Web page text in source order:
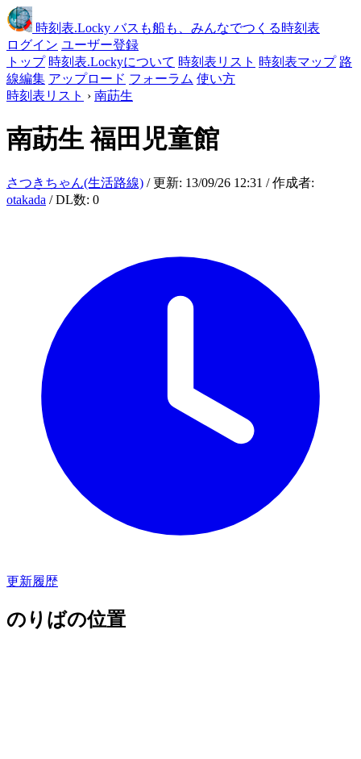
時刻表.Locky バスも船も、みんなでつくる時刻表
ログイン ユーザー登録
トップ 時刻表.Lockyについて 時刻表リスト 時刻表マップ 路
線編集 アップロード フォーラム 使い方
時刻表リスト › 南莇生
南莇生福田児童館
さつきちゃん(生活路線) / 更新: 13/09/26 12:31 / 作成者:
otakada / DL数: 0
更新履歴
のりばの位置